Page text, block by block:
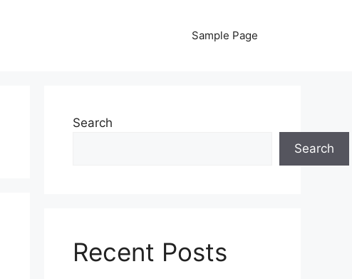
Sample Page
Search
Search
Recent Posts